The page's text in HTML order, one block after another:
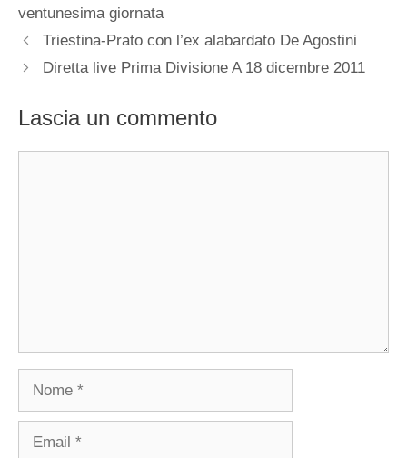
ventunesima giornata
Triestina-Prato con l’ex alabardato De Agostini
Diretta live Prima Divisione A 18 dicembre 2011
Lascia un commento
Nome
Email